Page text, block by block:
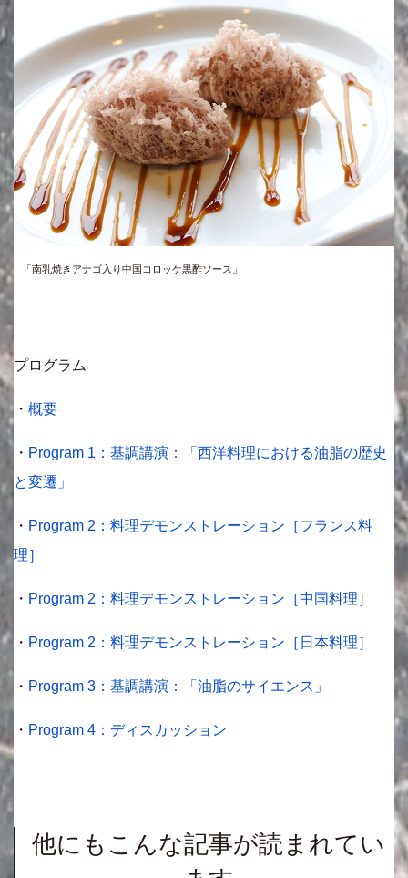
「南乳焼きアナゴ入り中国コロッケ黒酢ソース」
プログラム
・ 概要
・ Program 1：基調講演：「西洋料理における油脂の歴史
と変遷」
・ Program 2：料理デモンストレーション［フランス料
理］
・ Program 2：料理デモンストレーション［中国料理］
・ Program 2：料理デモンストレーション［日本料理］
・ Program 3：基調講演：「油脂のサイエンス」
・ Program 4：ディスカッション
他にもこんな記事が読まれてい